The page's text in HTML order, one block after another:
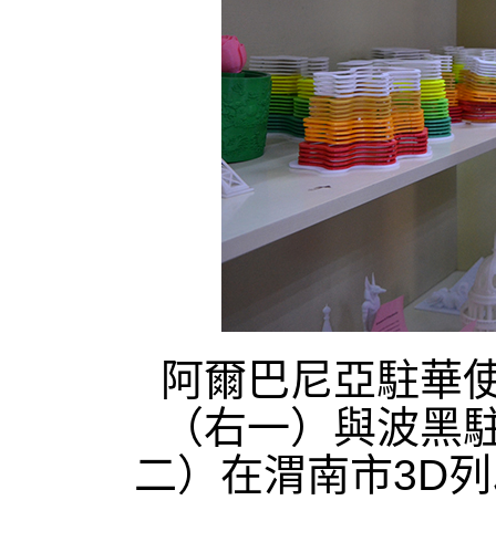
阿爾巴尼亞駐華
（右一）與波黑
二）在渭南市3D